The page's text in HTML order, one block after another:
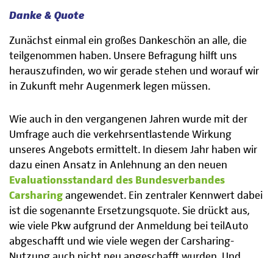
Danke & Quote
Zunächst einmal ein großes Dankeschön an alle, die
teilgenommen haben. Unsere Befragung hilft uns
herauszufinden, wo wir gerade stehen und worauf wir
in Zukunft mehr Augenmerk legen müssen.
Wie auch in den vergangenen Jahren wurde mit der
Umfrage auch die verkehrsentlastende Wirkung
unseres Angebots ermittelt. In diesem Jahr haben wir
dazu einen Ansatz in Anlehnung an den neuen
Evaluationsstandard des Bundesverbandes
Carsharing angewendet. Ein zentraler Kennwert dabei
ist die sogenannte Ersetzungsquote. Sie drückt aus,
wie viele Pkw aufgrund der Anmeldung bei teilAuto
abgeschafft und wie viele wegen der Carsharing-